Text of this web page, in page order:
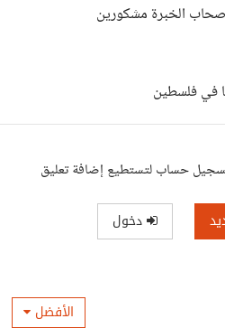
الخبرة مشكورين
في فلسطين
حساب لتستطيع إضافة تعليق
دخول
الأفضل